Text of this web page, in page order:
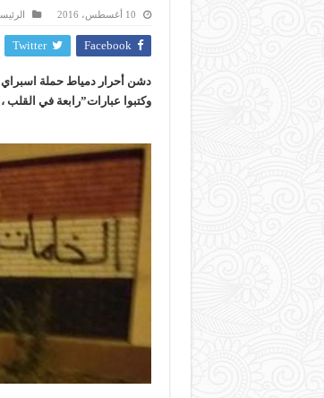
10 أغسطس، 2016
Facebook
Twitter
دشن أحرار دمياط حملة
وكتبوا عبارات”رابعة في القلب